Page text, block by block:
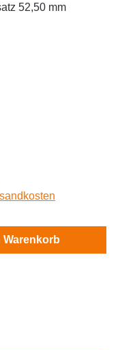
Warenkorb